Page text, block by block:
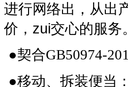
进行网络出，从出
价，zui交心的服务。
●契合GB50974-
●移动、拆装便当